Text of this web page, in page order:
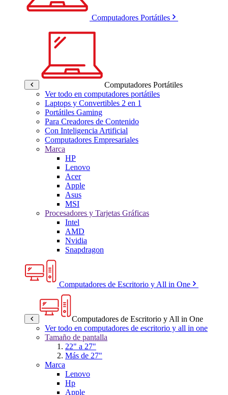
Computadores Portátiles
Computadores Portátiles
Ver todo en computadores portátiles
Laptops y Convertibles 2 en 1
Portátiles Gaming
Para Creadores de Contenido
Con Inteligencia Artificial
Computadores Empresariales
Marca
HP
Lenovo
Acer
Apple
Asus
MSI
Procesadores y Tarjetas Gráficas
Intel
AMD
Nvidia
Snapdragon
Computadores de Escritorio y All in One
Computadores de Escritorio y All in One
Ver todo en computadores de escritorio y all in one
Tamaño de pantalla
22" a 27"
Más de 27"
Marca
Lenovo
Hp
Apple